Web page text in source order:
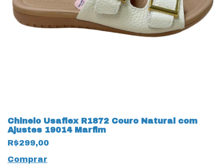
Chinelo Usaflex R1872 Couro Natural com
Ajustes 19014 Marfim
R$299,00
Comprar